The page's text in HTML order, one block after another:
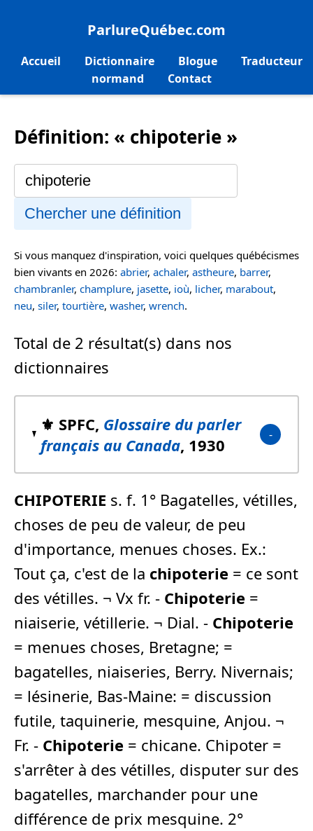
ParlureQuébec.com
Accueil Dictionnaire Blogue
Traducteur
normand
Contact
Définition: « chipoterie »
Chercher une définition
Si vous manquez d'inspiration, voici quelques québécismes
bien vivants en 2026: abrier, achaler, astheure, barrer,
chambranler, champlure, jasette, ioù, licher, marabout,
neu, siler, tourtière, washer, wrench.
Total de 2 résultat(s) dans nos
dictionnaires
⚜️ SPFC, Glossaire du parler
français au Canada, 1930
CHIPOTERIE s. f. 1° Bagatelles, vétilles,
choses de peu de valeur, de peu
d'importance, menues choses. Ex.:
Tout ça, c'est de la chipoterie = ce sont
des vétilles. ¬ Vx fr. - Chipoterie =
niaiserie, vétillerie. ¬ Dial. - Chipoterie
= menues choses, Bretagne; =
bagatelles, niaiseries, Berry. Nivernais;
= lésinerie, Bas-Maine: = discussion
futile, taquinerie, mesquine, Anjou. ¬
Fr. - Chipoterie = chicane. Chipoter =
s'arrêter à des vétilles, disputer sur des
bagatelles, marchander pour une
différence de prix mesquine. 2°